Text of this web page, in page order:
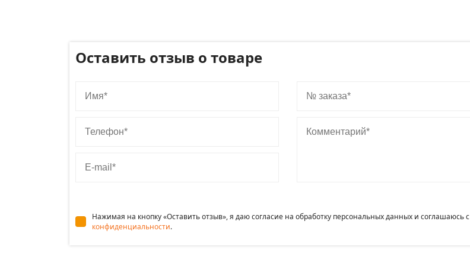
Оставить отзыв о товаре
Нажимая на кнопку «Оставить отзыв», я даю согласие на обработку персональных данных и соглашаюсь c
конфиденциальности.